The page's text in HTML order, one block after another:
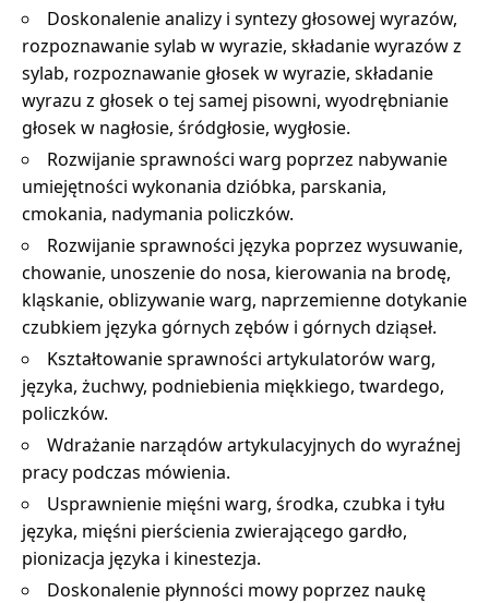
Doskonalenie analizy i syntezy głosowej wyrazów,
rozpoznawanie sylab w wyrazie, składanie wyrazów z
sylab, rozpoznawanie głosek w wyrazie, składanie
wyrazu z głosek o tej samej pisowni, wyodrębnianie
głosek w nagłosie, śródgłosie, wygłosie.
Rozwijanie sprawności warg poprzez nabywanie
umiejętności wykonania dzióbka, parskania,
cmokania, nadymania policzków.
Rozwijanie sprawności języka poprzez wysuwanie,
chowanie, unoszenie do nosa, kierowania na brodę,
kląskanie, oblizywanie warg, naprzemienne dotykanie
czubkiem języka górnych zębów i górnych dziąseł.
Kształtowanie sprawności artykulatorów warg,
języka, żuchwy, podniebienia miękkiego, twardego,
policzków.
Wdrażanie narządów artykulacyjnych do wyraźnej
pracy podczas mówienia.
Usprawnienie mięśni warg, środka, czubka i tyłu
języka, mięśni pierścienia zwierającego gardło,
pionizacja języka i kinestezja.
Doskonalenie płynności mowy poprzez naukę